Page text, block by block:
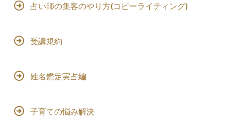
占い師の集客のやり方(コピーライティング)
受講規約
姓名鑑定実占編
子育ての悩み解決